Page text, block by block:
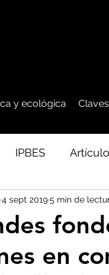
y ecológica
IPBES
Seguridad
- Bosq
en
4 sept 20195 min de